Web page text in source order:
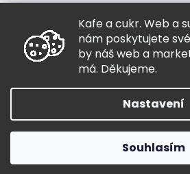
Kafe a cukr. Web a
nám poskytujete
by náš web a
má. Děkujeme.
Nastavení
Souhlasím
Copyright 2026Hugo chodí bos.
Grafický návrh vytvořil a